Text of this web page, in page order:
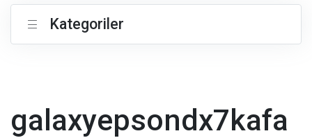
Kategoriler
galaxyepsondx7kafa